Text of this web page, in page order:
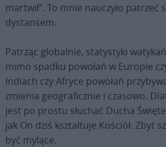
martwił”. To mnie nauczyło patrzeć
dystansem.
Patrząc globalnie, statystyki
mimo spadku powołań w Europie
Indiach czy Afryce powołań
zmienia geograficznie i czasowo.
jest po prostu słuchać Ducha
jak On dziś kształtuje Kościół. Zbyt
być mylące.